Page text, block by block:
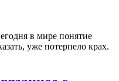
в мире понятие
уже потерпело крах.